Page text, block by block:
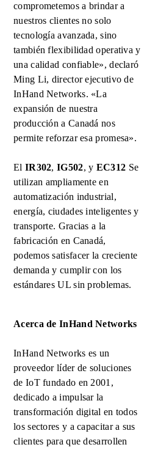
comprometemos a brindar a
nuestros clientes no solo
tecnología avanzada, sino
también flexibilidad operativa y
una calidad confiable», declaró
Ming Li, director ejecutivo de
InHand Networks. «La
expansión de nuestra
producción a Canadá nos
permite reforzar esa promesa».
El IR302,IG502, y EC312 Se
utilizan ampliamente en
automatización industrial,
energía, ciudades inteligentes y
transporte. Gracias a la
fabricación en Canadá,
podemos satisfacer la creciente
demanda y cumplir con los
estándares UL sin problemas.
Acerca de InHand Networks
InHand Networks es un
proveedor líder de soluciones
de IoT fundado en 2001,
dedicado a impulsar la
transformación digital en todos
los sectores y a capacitar a sus
clientes para que desarrollen